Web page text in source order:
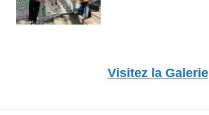
Visitez la Galerie